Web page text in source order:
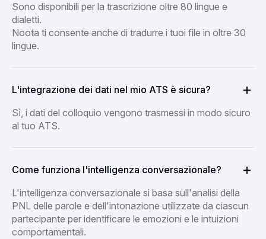
Sono disponibili per la trascrizione oltre 80 lingue e
dialetti.
Noota ti consente anche di tradurre i tuoi file in oltre 30
lingue.
L'integrazione dei dati nel mio ATS è sicura?
Sì, i dati del colloquio vengono trasmessi in modo sicuro
al tuo ATS.
Come funziona l'intelligenza conversazionale?
L'intelligenza conversazionale si basa sull'analisi della
PNL delle parole e dell'intonazione utilizzate da ciascun
partecipante per identificare le emozioni e le intuizioni
comportamentali.